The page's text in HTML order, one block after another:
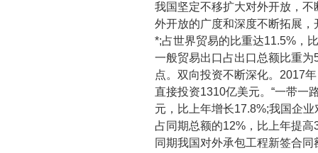
我国坚定不移扩大对外开放，
外开放的广度和深度不断拓展
*;占世界贸易的比重达11.5% ，
一般贸易出口占出口总额比重为
点。双向投资不断深化。 2017
直接投资1310亿美元。 “一带一
元，比上年增长17.8%;我国企业
占同期总额的12% ，比上年提高
同期我国对外承包工程新签合同